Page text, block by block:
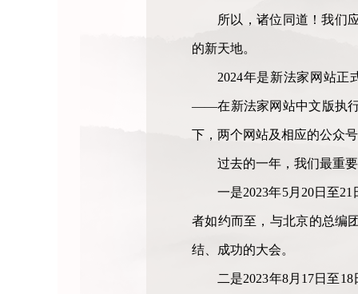
所以，诸位同道！我们
的新天地。
2024年是新法家网站
——在新法家网站中文版执行
下，两个网站及相应的公众
过去的一年，我们最重
一是2023年5月20日至
者如约而至，与北京的总编
结、成功的大会。
二是2023年8月17日至